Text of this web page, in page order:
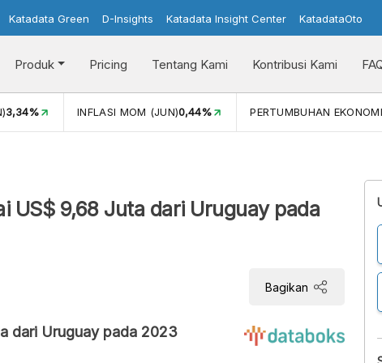
Katadata Green D-Insights Katadata Insight Center KatadataOto
Produk Pricing Tentang Kami Kontribusi Kami
3,34% INFLASI MOM (JUN)0,44% PERTUMBUHAN EKONOMI
US$ 9,68 Juta dari Uruguay pada
Bagikan
dari Uruguay pada 2023